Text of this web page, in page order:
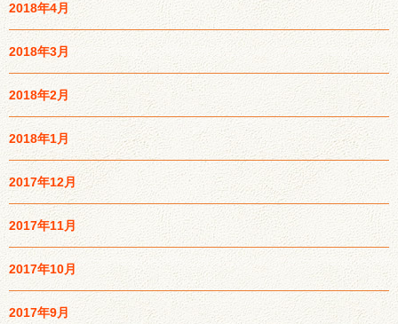
2018年4月
2018年3月
2018年2月
2018年1月
2017年12月
2017年11月
2017年10月
2017年9月